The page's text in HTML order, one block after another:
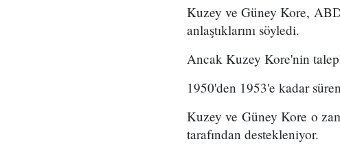
Kuzey ve Güney Kore,
anlaştıklarını söyledi.
Ancak Kuzey Kore'nin
1950'den 1953'e kadar
Kuzey ve Güney Kore o
tarafından destekleniyor.